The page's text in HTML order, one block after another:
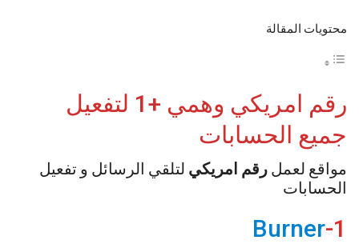
محتويات المقالة
رقم امريكي وهمي +1 لتفعيل
جميع الحسابات
مواقع لعمل رقم امريكي لتلقي الرسائل و تفعيل
الحسابات
1-
Burner